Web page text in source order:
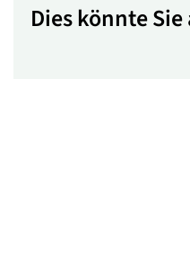
Dies könnte